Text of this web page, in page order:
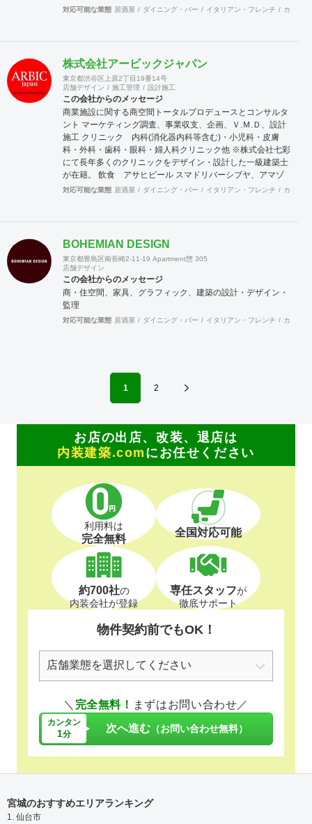
フェッショナルにお任せください。 ■デザイン/設計 社内にデ
る提案を心掛けています。 ■建築施工 お客様の要望、デザイ
ン、コスト、品質、作業効率など、 多岐にわたる視点から最
善の施工方法を検討し実行していきます。
対応可能な業態 居酒屋 ダイニング・バー イタリアン・フレンチ カフェ
株式会社アービックジャパン
東京都渋谷区上原2丁目19番14号
店舗デザイン
施工管理 設計施工
この会社からのメッセージ
商業施設に関する商空間トータルプロデュースとコンサルタ
ント マーケティング調査、事業収支、企画、Ｖ.Ｍ.Ｄ、設計
施工 クリニック 内科(消化器内科等含む)・小児科・皮膚
科・外科・歯科・眼科・婦人科クリニック他 ※株式会社七彩
にて長年多くのクリニックをデザイン・設計した一級建築士
が在籍。 飲食 アサヒビール スマドリバーシブヤ、アマゾ
ン物流センター社員食堂、すしざんまい他 物販 アパレル
他 その他 保育園、デイケア施設、オフィス、サウナ等
ＨＰはこちらを御覧ください。 http://www.arbic-jp.com 実績
集 https://sales-crowd.jp/doc_uploadfile/株式会社アービック
ジャパン会社概要_1745468421.pdf
対応可能な業態 居酒屋 ダイニング・バー イタリアン・フレンチ カフェ
BOHEMIAN DESIGN
東京都豊島区南長崎2-11-19 Apartment惣 305
店舗デザイン
この会社からのメッセージ
商・住空間、家具、グラフィック、建築の設計・デザイン・
監理
対応可能な業態 居酒屋 ダイニング・バー イタリアン・フレンチ カフェ
1 2
お店の出店、改装、退店は
内装建築.com にお任せください
利用料は
完全無料 全国対応可能
約700社の
内装会社が登録
専任スタッフが
徹底サポート
物件契約前でもOK！
＼ 完全無料！ まずはお問い合わせ／
カンタン
1分 次へ進む （お問い合わせ無料）
宮城のおすすめエリアランキング
1. 仙台市